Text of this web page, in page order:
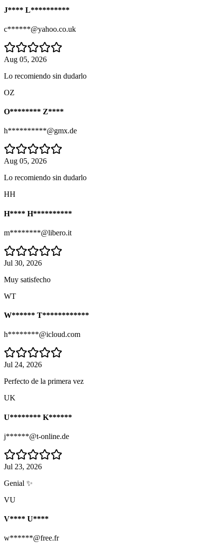
J**** L**********
c******@yahoo.co.uk
Aug 05, 2026
Lo recomiendo sin dudarlo
OZ
O******** Z****
h**********@gmx.de
Aug 05, 2026
Lo recomiendo sin dudarlo
HH
H**** H**********
m********@libero.it
Jul 30, 2026
Muy satisfecho
WT
W****** T************
h********@icloud.com
Jul 24, 2026
Perfecto de la primera vez
UK
U******** K******
j******@t-online.de
Jul 23, 2026
Genial ✨
VU
V**** U****
w******@free.fr